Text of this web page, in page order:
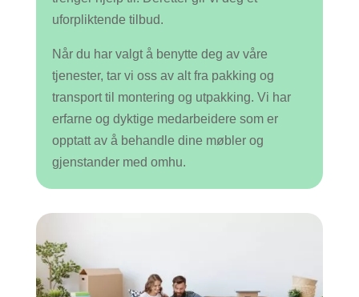
uforpliktende tilbud.
Når du har valgt å benytte deg av våre
tjenester, tar vi oss av alt fra pakking og
transport til montering og utpakking. Vi har
erfarne og dyktige medarbeidere som er
opptatt av å behandle dine møbler og
gjenstander med omhu.